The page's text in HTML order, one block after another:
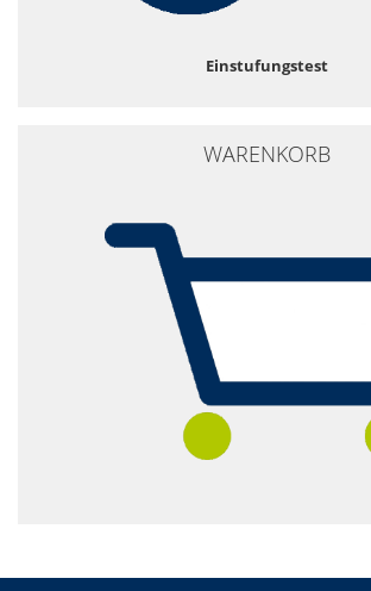
Einstufungstest
WARENKORB